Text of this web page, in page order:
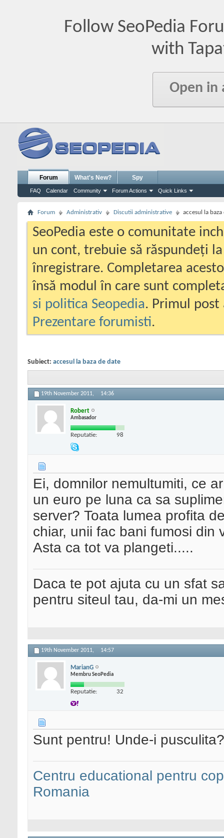
Follow SeoPedia
with
Open in
Forum
FAQ Calendar Community Forum Actions Quick Links
What's New? Spy
Forum Administrativ Discutii administrative accesul la baza
SeoPedia este o comunitate
un cont, trebuie să răspundeți
înregistrare. Completarea
însă modul în care sunt
si politica Seopedia. Primul
Prezentare forumisti.
Subiect: accesul la baza de date
19th November 2011, 14:36
Robert
Ambasador
Reputatie: 98
Ei, domnilor nemultumiti, ce
un euro pe luna ca sa
server? Toata lumea profita
chiar, unii fac bani fumosi din
Asta ca tot va plangeti.....
Daca te pot ajuta cu un sfat
pentru siteul tau, da-mi un
19th November 2011, 14:57
MarianG
Membru SeoPedia
Reputatie: 32
Sunt pentru! Unde-i pusculita?
Centru educational pentru
Romania